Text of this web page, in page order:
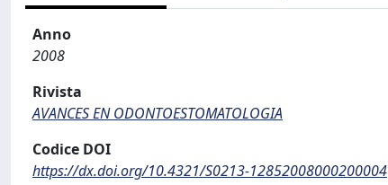
Anno
2008
Rivista
AVANCES EN ODONTOESTOMATOLOGIA
Codice DOI
https://dx.doi.org/10.4321/S0213-12852008000200004